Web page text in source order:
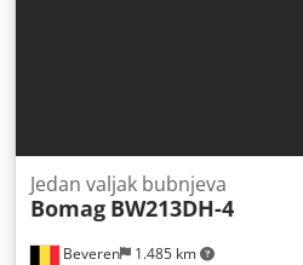
Beveren 1.485 km
Jedan valjak bubnjeva
Bomag BW213DH-4